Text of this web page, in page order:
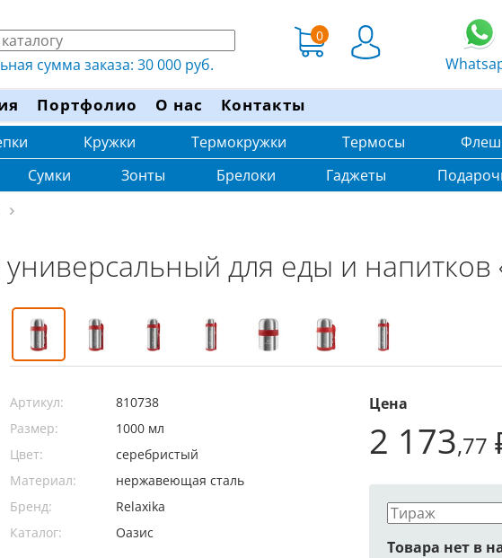
сумма заказа: 30 000 руб.
0
Портфолио О нас Контакты
Кружки Термокружки Термосы
Сумки Зонты Брелоки Гаджеты
для еды и напитков
Цена
2 173,77
Товара нет в
Артикул:
810738
Размер:
1000 мл
Цвет:
серебристый
Материал:
нержавеющая cталь
Бренд:
Relaxika
Каталог:
Оазис